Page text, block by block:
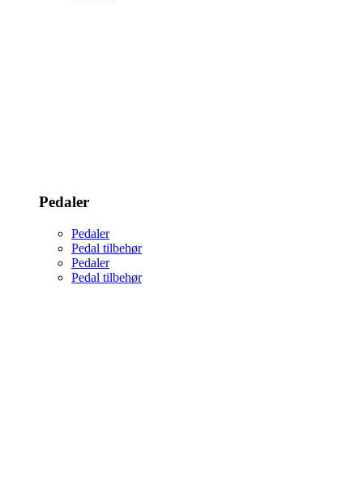
Pedaler
Pedaler
Pedal tilbehør
Pedaler
Pedal tilbehør